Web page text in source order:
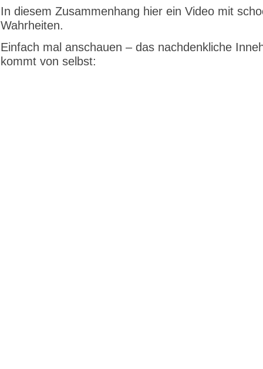
In diesem Zusammenhang hier ein Video mit
Wahrheiten.
Einfach mal anschauen – das nachdenkliche
kommt von selbst: